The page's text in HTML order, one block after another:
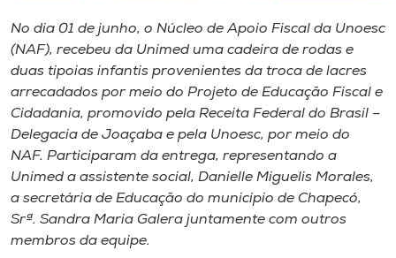
Unoesc
Store
Selecione
o idioma
A+
A-
No dia 01 de junho, o Núcleo de Apoio Fiscal da Unoesc
(NAF), recebeu da Unimed uma cadeira de rodas e
duas tipoias infantis provenientes da troca de lacres
arrecadados por meio do Projeto de Educação Fiscal e
Cidadania, promovido pela Receita Federal do Brasil –
Delegacia de Joaçaba e pela Unoesc, por meio do
NAF. Participaram da entrega, representando a
Unimed a assistente social, Danielle Miguelis Morales,
a secretária de Educação do município de Chapecó,
Srª. Sandra Maria Galera juntamente com outros
membros da equipe.